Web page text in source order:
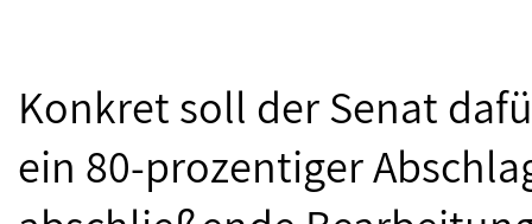
Konkret soll der Senat
ein 80-prozentiger